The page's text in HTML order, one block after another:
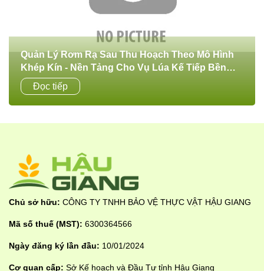
Quản Lý Rơm Rạ Sau Thu Hoạch Theo Mô Hình
Khép Kín - Nền Tảng Cho Vụ Lúa Kế Tiếp Bền
Vững Và An Toàn
Sau mỗi vụ thu hoạch, rơm rạ để lại trên đồng ruộng là
nguồn vật chất hữu cơ rất lớn. Nếu được quản lý đúng
cách, rơm rạ sẽ trở...
Đọc tiếp
Chủ sở hữu: CÔNG TY TNHH BẢO VỆ THỰC VẬT HẬU GIANG
Mã số thuế (MST): 6300364566
Ngày đăng ký lần đầu: 10/01/2024
Cơ quan cấp: Sở Kế hoạch và Đầu Tư tỉnh Hậu Giang